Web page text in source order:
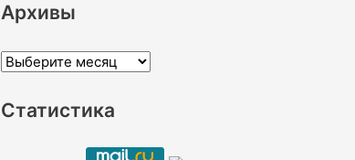
Архивы
А
х
Статистика